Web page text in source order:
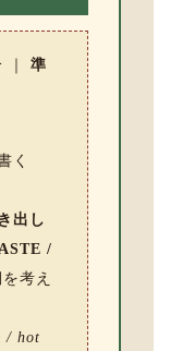
｜ 準
く
出し
/
考え
/ hot